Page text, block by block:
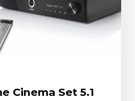
Cinema Set 5.1